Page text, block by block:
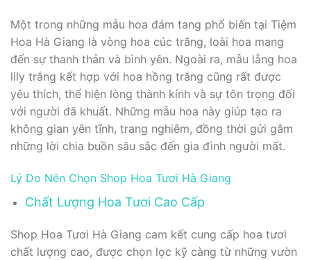
Một trong những mẫu hoa đám tang phổ biến tại Tiệm
Hoa Hà Giang là vòng hoa cúc trắng, loài hoa mang
đến sự thanh thản và bình yên. Ngoài ra, mẫu lẵng hoa
lily trắng kết hợp với hoa hồng trắng cũng rất được
yêu thích, thể hiện lòng thành kính và sự tôn trọng đối
với người đã khuất. Những mẫu hoa này giúp tạo ra
không gian yên tĩnh, trang nghiêm, đồng thời gửi gắm
những lời chia buồn sâu sắc đến gia đình người mất.
Lý Do Nên Chọn Shop Hoa Tươi Hà Giang
Chất Lượng Hoa Tươi Cao Cấp
Shop Hoa Tươi Hà Giang cam kết cung cấp hoa tươi
chất lượng cao, được chọn lọc kỹ càng từ những vườn